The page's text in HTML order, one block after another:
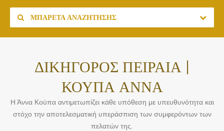
ΜΠΑΡΈΤΑ ΑΝΑΖΉΤΗΣΗΣ
ΔΙΚΗΓΟΡΟΣ ΠΕΙΡΑΙΑ |
ΚΟΥΠΑ ΑΝΝΑ
Η Άννα Κούπα αντιμετωπίζει κάθε υπόθεση με υπευθυνότητα και
στόχο την αποτελεσματική υπεράσπιση των συμφερόντων των
πελατών της.